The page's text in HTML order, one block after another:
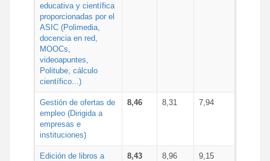
educativa y científica
proporcionadas por el
ASIC (Polimedia,
docencia en red,
MOOCs,
videoapuntes,
Politube, cálculo
científico...)
Gestión de ofertas de
empleo (Dirigida a
empresas e
instituciones)
8,46 8,31 7,94
Edición de libros a
8,43 8,96 9,15